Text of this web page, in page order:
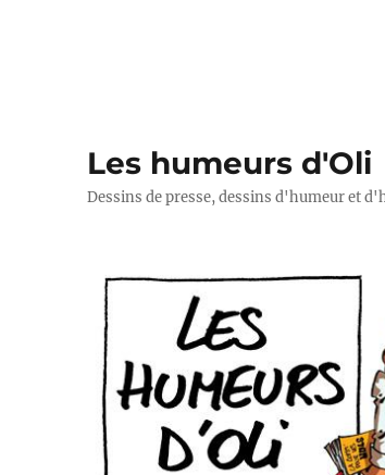
Les humeurs d'Oli
Dessins de presse, dessins d'humeur et